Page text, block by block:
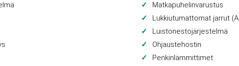
Matkapuhelinvarustus
Lukkiutumattomat jarrut
Luistonestojärjestelmä
Ohjaustehostin
Penkinlämmittimet